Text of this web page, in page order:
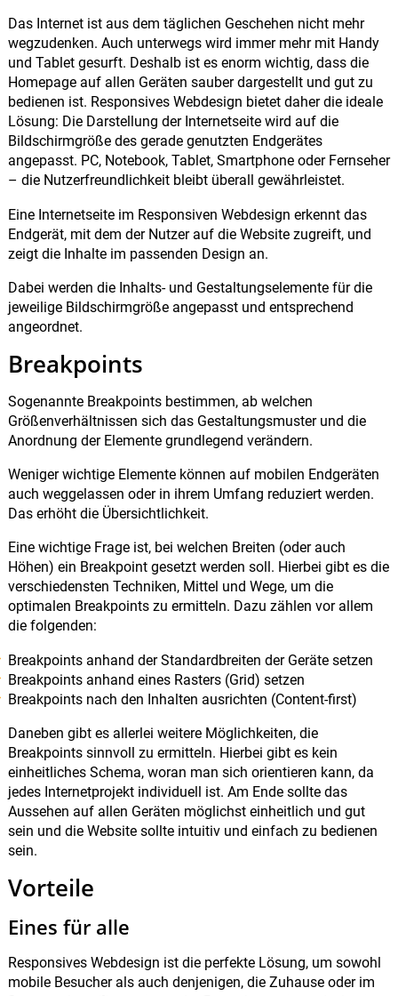
Das Internet ist aus dem täglichen Geschehen nicht mehr
wegzudenken. Auch unterwegs wird immer mehr mit Handy
und Tablet gesurft. Deshalb ist es enorm wichtig, dass die
Homepage auf allen Geräten sauber dargestellt und gut zu
bedienen ist. Responsives Webdesign bietet daher die ideale
Lösung: Die Darstellung der Internetseite wird auf die
Bildschirmgröße des gerade genutzten Endgerätes
angepasst. PC, Notebook, Tablet, Smartphone oder Fernseher
– die Nutzerfreundlichkeit bleibt überall gewährleistet.
Eine Internetseite im Responsiven Webdesign erkennt das
Endgerät, mit dem der Nutzer auf die Website zugreift, und
zeigt die Inhalte im passenden Design an.
Dabei werden die Inhalts- und Gestaltungselemente für die
jeweilige Bildschirmgröße angepasst und entsprechend
angeordnet.
Breakpoints
Sogenannte Breakpoints bestimmen, ab welchen
Größenverhältnissen sich das Gestaltungsmuster und die
Anordnung der Elemente grundlegend verändern.
Weniger wichtige Elemente können auf mobilen Endgeräten
auch weggelassen oder in ihrem Umfang reduziert werden.
Das erhöht die Übersichtlichkeit.
Eine wichtige Frage ist, bei welchen Breiten (oder auch
Höhen) ein Breakpoint gesetzt werden soll. Hierbei gibt es die
verschiedensten Techniken, Mittel und Wege, um die
optimalen Breakpoints zu ermitteln. Dazu zählen vor allem
die folgenden:
Breakpoints anhand der Standardbreiten der Geräte setzen
Breakpoints anhand eines Rasters (Grid) setzen
Breakpoints nach den Inhalten ausrichten (Content-first)
Daneben gibt es allerlei weitere Möglichkeiten, die
Breakpoints sinnvoll zu ermitteln. Hierbei gibt es kein
einheitliches Schema, woran man sich orientieren kann, da
jedes Internetprojekt individuell ist. Am Ende sollte das
Aussehen auf allen Geräten möglichst einheitlich und gut
sein und die Website sollte intuitiv und einfach zu bedienen
sein.
Vorteile
Eines für alle
Responsives Webdesign ist die perfekte Lösung, um sowohl
mobile Besucher als auch denjenigen, die Zuhause oder im